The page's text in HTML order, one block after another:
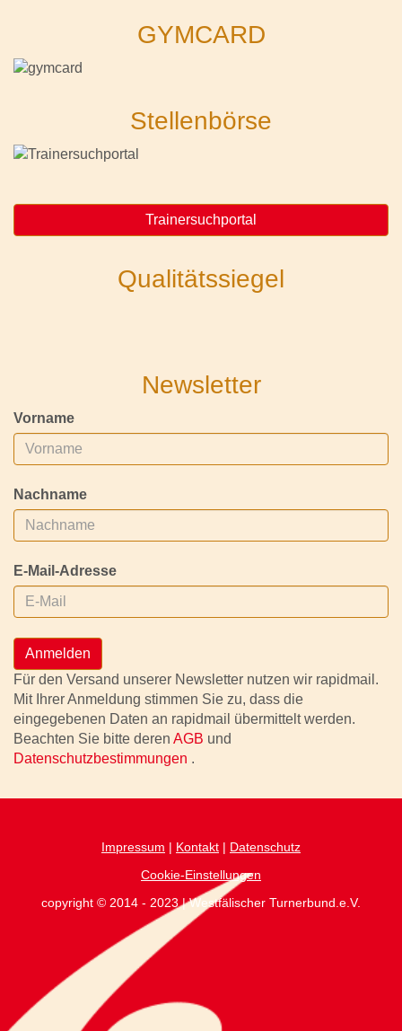
GYMCARD
Stellenbörse
Trainersuchportal
Qualitätssiegel
Newsletter
Vorname
Nachname
E-Mail-Adresse
Anmelden
Für den Versand unserer Newsletter nutzen wir rapidmail.
Mit Ihrer Anmeldung stimmen Sie zu, dass die
eingegebenen Daten an rapidmail übermittelt werden.
Beachten Sie bitte deren AGB und
Datenschutzbestimmungen .
Impressum | Kontakt | Datenschutz
Cookie-Einstellungen
copyright © 2014 - 2023 | Westfälischer Turnerbund.e.V.